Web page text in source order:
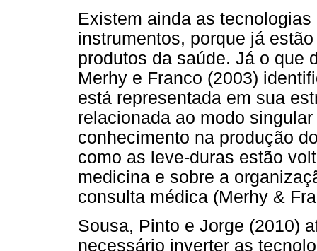
Existem ainda as
instrumentos, porque já
produtos da saúde. Já o que
Merhy e Franco (2003)
está representada em sua
relacionada ao modo
conhecimento na produção
como as leve-duras estão
medicina e sobre a
consulta médica (Merhy &
Sousa, Pinto e Jorge (2010)
necessário inverter as